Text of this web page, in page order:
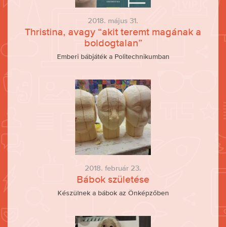
2018. május 31.
Thristina, avagy “akit teremt magának a
boldogtalan”
Emberi bábjáték a Politechnikumban
2018. február 23.
Bábok születése
Készülnek a bábok az Önképzőben